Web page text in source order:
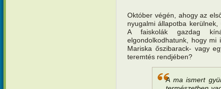
Október végén, ahogy az
nyugalmi állapotba
A faiskolák gazdag
elgondolkodhatunk, hogy
Mariska őszibarack- vagy
teremtés rendjében?
A ma ismert